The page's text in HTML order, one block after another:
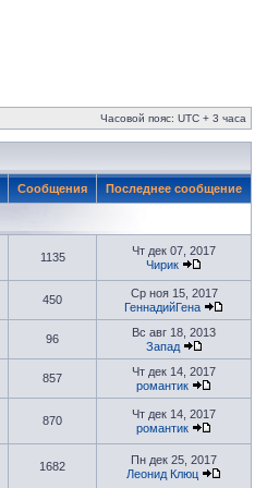
Часовой пояс: UTC + 3 часа
Сообщения Последнее сообщение
1135
Чт дек 07, 2017
Чирик
450
Ср ноя 15, 2017
ГеннадийГена
96
Вс авг 18, 2013
Запад
857
Чт дек 14, 2017
романтик
870
Чт дек 14, 2017
романтик
1682
Пн дек 25, 2017
Леонид Клюц